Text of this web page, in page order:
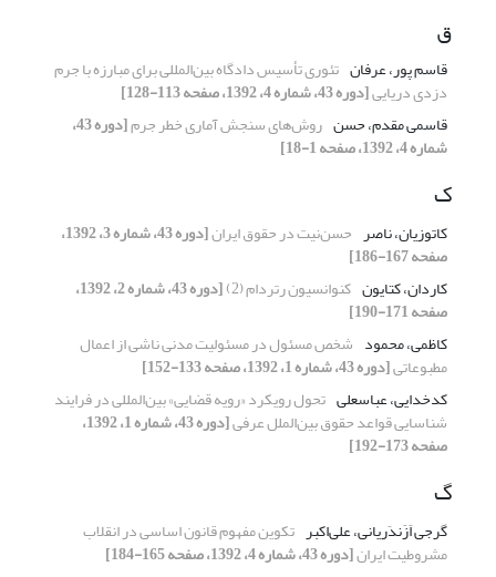
ق
قاسم پور، عرفان تئوری تأسیس دادگاه بین‌المللی برای مبارزه با جرم
دزدی دریایی[دوره 43، شماره 4، 1392، صفحه 113-128]
قاسمی مقدم، حسن روش‌های سنجش آماری خطر جرم [دوره 43،
شماره 4، 1392، صفحه 1-18]
ک
کاتوزیان، ناصر حسن‌نیت در حقوق ایران [دوره 43، شماره 3، 1392،
صفحه 167-186]
کاردان، کتایون کنوانسیون رتردام (2) [دوره 43، شماره 2، 1392،
صفحه 171-190]
کاظمی، محمود شخص مسئول در مسئولیت مدنی ناشی از اعمال
مطبوعاتی[دوره 43، شماره 1، 1392، صفحه 133-152]
کدخدایی، عباسعلی تحول رویکرد «رویه قضایی» بین‌المللی در فرایند
شناسایی قواعد حقوق بین‌الملل عرفی [دوره 43، شماره 1، 1392،
صفحه 173-192]
گ
گرجی اَزَندَریانی، علی‌اکبر تکوین مفهوم قانون اساسی در انقلاب
مشروطیت ایران[دوره 43، شماره 4، 1392، صفحه 165-184]